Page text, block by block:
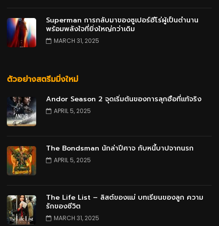
Superman การกลับมาของซูเปอร์ฮีโร่ผู้เป็นตำนาน
พร้อมพลังใจที่ยิ่งใหญ่กว่าเดิม
MARCH 31, 2025
ตัวอย่างสตรีมมิ่งใหม่
Andor Season 2 จุดเริ่มต้นของการลุกฮือที่แท้จริง
APRIL 5, 2025
The Bondsman นักล่าปีศาจ กับหนี้บาปจากนรก
APRIL 5, 2025
The Life List – ลิสต์ของแม่ บทเรียนของลูก ความ
รักของชีวิต
MARCH 31, 2025